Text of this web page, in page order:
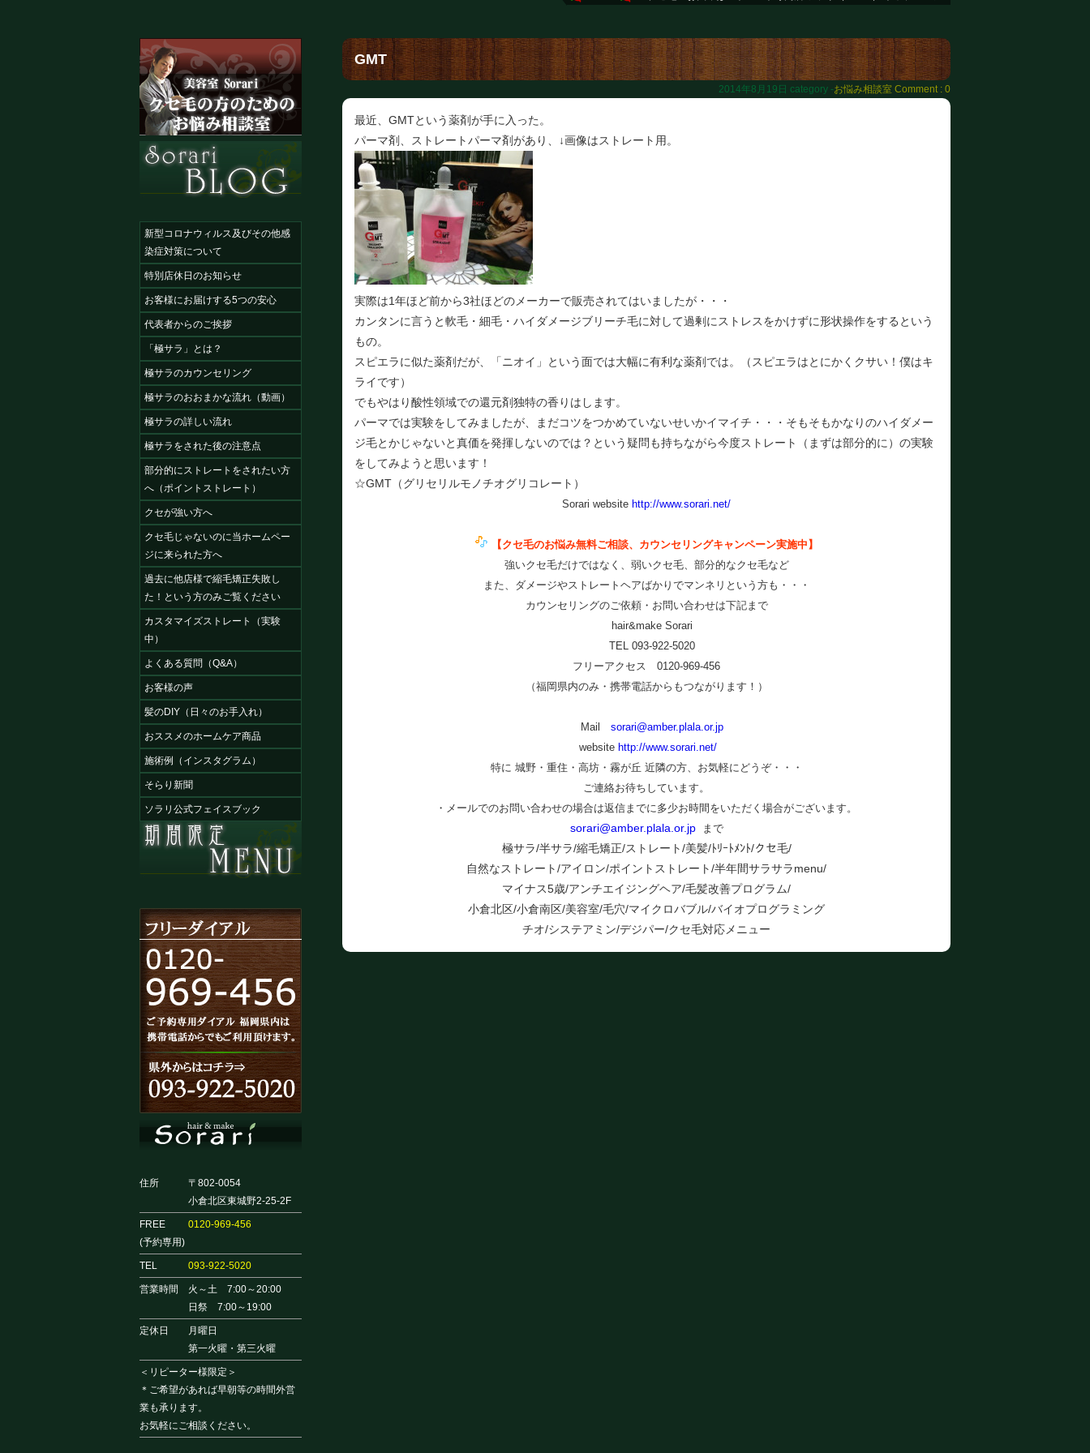
新型コロナウィルス及びその他感
染症対策について
特別店休日のお知らせ
お客様にお届けする5つの安心
代表者からのご挨拶
「極サラ」とは？
極サラのカウンセリング
極サラのおおまかな流れ（動画）
極サラの詳しい流れ
極サラをされた後の注意点
部分的にストレートをされたい方
へ（ポイントストレート）
クセが強い方へ
クセ毛じゃないのに当ホームペー
ジに来られた方へ
過去に他店様で縮毛矯正失敗し
た！という方のみご覧ください
カスタマイズストレート（実験
中）
よくある質問（Q&A）
お客様の声
髪のDIY（日々のお手入れ）
おススメのホームケア商品
施術例（インスタグラム）
そらり新聞
ソラリ公式フェイスブック
住所
〒802-0054
小倉北区東城野2-25-2F
FREE
(予約専用)
0120-969-456
TEL 093-922-5020
営業時間
火～土 7:00～20:00
日祭 7:00～19:00
定休日
月曜日
第一火曜・第三火曜
＜リピーター様限定＞
＊ご希望があれば早朝等の時間外営
業も承ります。
お気軽にご相談ください。
GMT
2014年8月19日 category -お悩み相談室 Comment : 0
最近、GMTという薬剤が手に入った。
パーマ剤、ストレートパーマ剤があり、↓画像はストレート用。
実際は1年ほど前から3社ほどのメーカーで販売されてはいましたが・・・
カンタンに言うと軟毛・細毛・ハイダメージブリーチ毛に対して過剰にストレスをかけずに形状操作をするという
もの。
スピエラに似た薬剤だが、「ニオイ」という面では大幅に有利な薬剤では。（スピエラはとにかくクサい！僕はキ
ライです）
でもやはり酸性領域での還元剤独特の香りはします。
パーマでは実験をしてみましたが、まだコツをつかめていないせいかイマイチ・・・そもそもかなりのハイダメー
ジ毛とかじゃないと真価を発揮しないのでは？という疑問も持ちながら今度ストレート（まずは部分的に）の実験
をしてみようと思います！
☆GMT（グリセリルモノチオグリコレート）
Sorari website http://www.sorari.net/
【クセ毛のお悩み無料ご相談、カウンセリングキャンペーン実施中 】
強いクセ毛だけではなく、弱いクセ毛、部分的なクセ毛など
また、ダメージやストレートヘアばかりでマンネリという方も・・・
カウンセリングのご依頼・お問い合わせは下記まで
hair&make Sorari
TEL 093-922-5020
フリーアクセス 0120-969-456
（福岡県内のみ・携帯電話からもつながります！）
Mail sorari@amber.plala.or.jp
website http://www.sorari.net/
特に 城野・重住・高坊・霧が丘 近隣の方、お気軽にどうぞ・・・
ご連絡お待ちしています。
・メールでのお問い合わせの場合は返信までに多少お時間をいただく場合がございます。
sorari@amber.plala.or.jp まで
極サラ/半サラ/縮毛矯正/ストレート/美髪/ﾄﾘｰﾄﾒﾝﾄ/クセ毛/
自然なストレート/アイロン/ポイントストレート/半年間サラサラmenu/
マイナス5歳/アンチエイジングヘア/毛髪改善プログラム/
小倉北区/小倉南区/美容室/毛穴/マイクロバブル/バイオプログラミング
チオ/システアミン/デジパー/クセ毛対応メニュー